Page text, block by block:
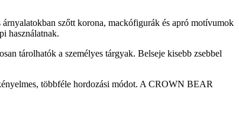
szőtt korona, mackófigurák és apró motívumok
használatnak.
tárolhatók a személyes tárgyak. Belseje kisebb zsebbel
többféle hordozási módot. A CROWN BEAR